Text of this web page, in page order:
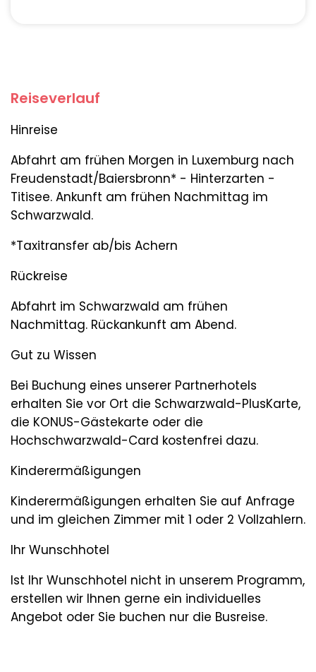
Reiseverlauf
Hinreise
Abfahrt am frühen Morgen in Luxemburg nach
Freudenstadt/Baiersbronn* - Hinterzarten -
Titisee. Ankunft am frühen Nachmittag im
Schwarzwald.
*Taxitransfer ab/bis Achern
Rückreise
Abfahrt im Schwarzwald am frühen
Nachmittag. Rückankunft am Abend.
Gut zu Wissen
Bei Buchung eines unserer Partnerhotels
erhalten Sie vor Ort die Schwarzwald-PlusKarte,
die KONUS-Gästekarte oder die
Hochschwarzwald-Card kostenfrei dazu.
Kinderermäßigungen
Kinderermäßigungen erhalten Sie auf Anfrage
und im gleichen Zimmer mit 1 oder 2 Vollzahlern.
Ihr Wunschhotel
Ist Ihr Wunschhotel nicht in unserem Programm,
erstellen wir Ihnen gerne ein individuelles
Angebot oder Sie buchen nur die Busreise.